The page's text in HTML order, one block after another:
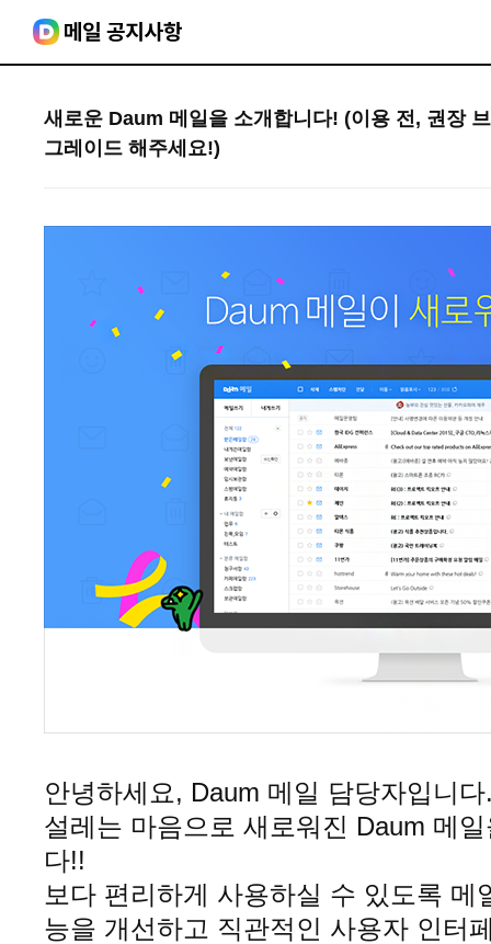
새로운 Daum 메일을 소개합니다! (이용 전, 권장
그레이드 해주세요!)
안녕하세요, Daum 메일 담당자입니다
설레는 마음으로 새로워진 Daum 메
다!!
보다 편리하게 사용하실 수 있도록
능을 개선하고 직관적인 사용자 인터